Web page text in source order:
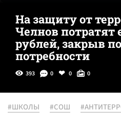
На защиту от
Челнов потратят
рублей, закрыв
потребности
393 0 0 0
#ШКОЛЫ #СОШ